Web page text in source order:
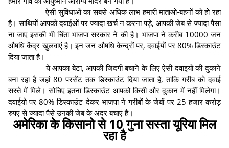
ऐसी सुविधाओं का सबसे अधिक लाभ हमारी माताओ-बहनों को हो रहा
है। साथियों आपको दवाईओं पर ज्यादा खर्च न करना पड़े, आपकी जेब से ज्यादा पैसा
ना जाए इसकी भी चिंता भाजपा सरकार ने की है। भाजपा ने करीब 10000 जन
औषधि केंद्र खुलवाएं है। इन जन औषधि केन्द्रों पर, दवाईयों पर 80% डिस्काउंट
दिया जाता है।
ये आपका बेटा, आपकी जिंदगी बचाने के लिए ऐसी दवाइयों की दुकाने
बना रहा है जहां 80 परसेंट तक डिस्काउंट दिया जाता है, ताकि गरीब को दवाई
सस्ते में मिले। सोचिए इतना डिस्काउंट आपको किसी और दुकान में नहीं मिलेगा।
दवाईयो पर 80% डिस्काउंट देकर भाजपा ने गरीबों के जेबों पर 25 हजार करोड़
रुपए से ज्यादा पैसे उनकी जेब के अंदर बचाएं है।
अमेरिका के किसानो से 10 गुना सस्ता यूरिया मिल
रहा है